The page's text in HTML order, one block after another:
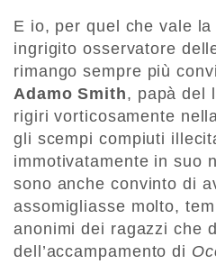
E io, per quel che vale
ingrigito osservatore
rimango sempre più
Adamo Smith, papà del
rigiri vorticosamente
gli scempi compiuti
immotivatamente in suo
sono anche convinto di
assomigliasse molto,
anonimi dei ragazzi che
dell’accampamento di